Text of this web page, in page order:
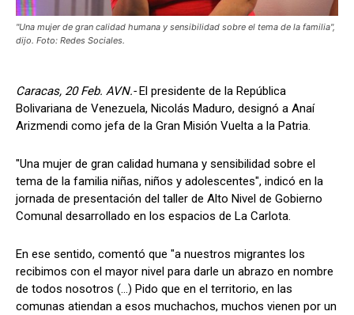
"Una mujer de gran calidad humana y sensibilidad sobre el tema de la familia",
dijo. Foto: Redes Sociales.
Caracas, 20 Feb. AVN.-El presidente de la República
Bolivariana de Venezuela, Nicolás Maduro, designó a Anaí
Arizmendi como jefa de la Gran Misión Vuelta a la Patria.
"Una mujer de gran calidad humana y sensibilidad sobre el
tema de la familia niñas, niños y adolescentes", indicó en la
jornada de presentación del taller de Alto Nivel de Gobierno
Comunal desarrollado en los espacios de La Carlota.
En ese sentido, comentó que "a nuestros migrantes los
recibimos con el mayor nivel para darle un abrazo en nombre
de todos nosotros (...) Pido que en el territorio, en las
comunas atiendan a esos muchachos, muchos vienen por un